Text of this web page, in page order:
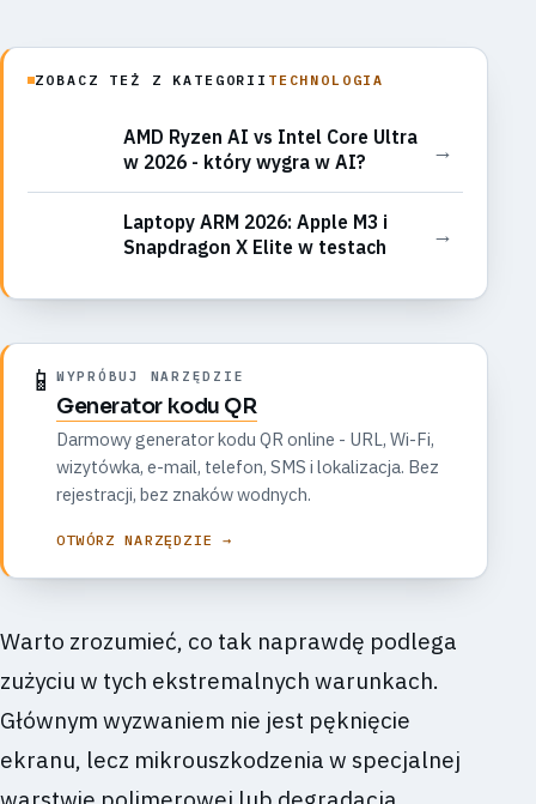
ZOBACZ TEŻ Z KATEGORII TECHNOLOGIA
AMD Ryzen AI vs Intel Core Ultra
w 2026 - który wygra w AI?
→
Laptopy ARM 2026: Apple M3 i
Snapdragon X Elite w testach
→
📱 WYPRÓBUJ NARZĘDZIE
Generator kodu QR
Darmowy generator kodu QR online - URL, Wi-Fi,
wizytówka, e-mail, telefon, SMS i lokalizacja. Bez
rejestracji, bez znaków wodnych.
OTWÓRZ NARZĘDZIE →
Warto zrozumieć, co tak naprawdę podlega
zużyciu w tych ekstremalnych warunkach.
Głównym wyzwaniem nie jest pęknięcie
ekranu, lecz mikrouszkodzenia w specjalnej